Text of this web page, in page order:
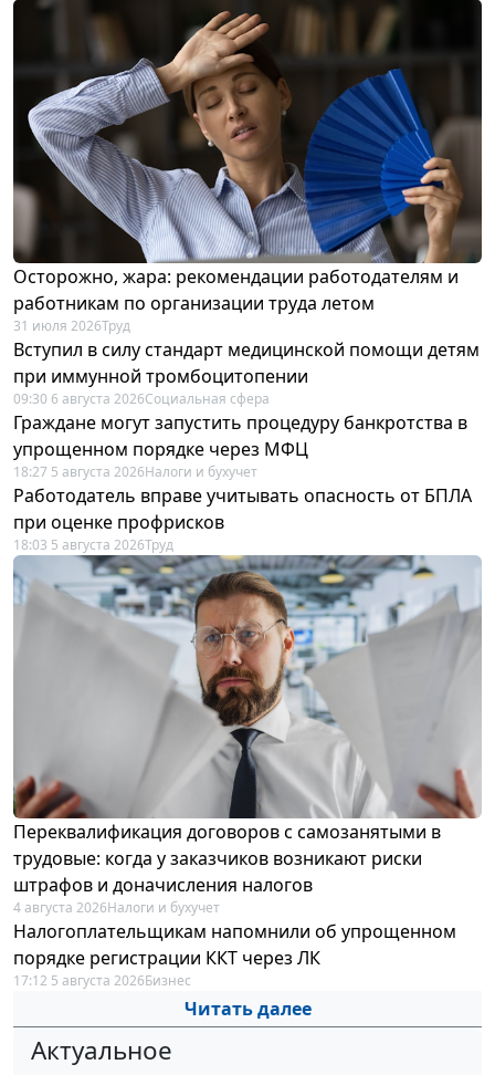
Осторожно, жара: рекомендации работодателям и
работникам по организации труда летом
31 июля 2026Труд
Вступил в силу стандарт медицинской помощи детям
при иммунной тромбоцитопении
09:30 6 августа 2026Социальная сфера
Граждане могут запустить процедуру банкротства в
упрощенном порядке через МФЦ
18:27 5 августа 2026Налоги и бухучет
Работодатель вправе учитывать опасность от БПЛА
при оценке профрисков
18:03 5 августа 2026Труд
Переквалификация договоров с самозанятыми в
трудовые: когда у заказчиков возникают риски
штрафов и доначисления налогов
4 августа 2026Налоги и бухучет
Налогоплательщикам напомнили об упрощенном
порядке регистрации ККТ через ЛК
17:12 5 августа 2026Бизнес
Читать далее
Актуальное